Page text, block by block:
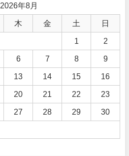
2026年8月
木 金 土 日
1 2
6 7 8 9
13 14 15 16
20 21 22 23
27 28 29 30